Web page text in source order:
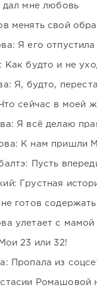
дал мне любовь
менять свой
Я его отпустила
Как будто и не
Я, будто,
сейчас в моей
Я всё делаю
К нам пришли
Пусть
Грустная
готов
улетает с
23 или 32!
Пропала из
Ромашовой